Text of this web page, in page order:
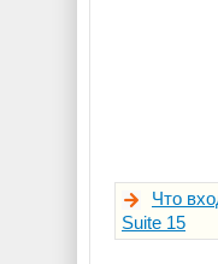
Что
Suite 15